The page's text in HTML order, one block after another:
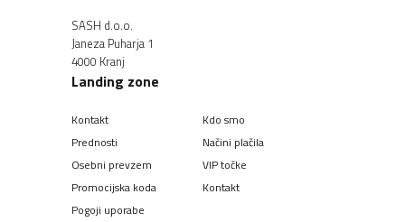
SASH d.o.o.
Janeza Puharja 1
4000 Kranj
Landing zone
Kontakt
Kdo smo
Prednosti
Načini plačila
Osebni prevzem
VIP točke
Promocijska koda
Kontakt
Pogoji uporabe